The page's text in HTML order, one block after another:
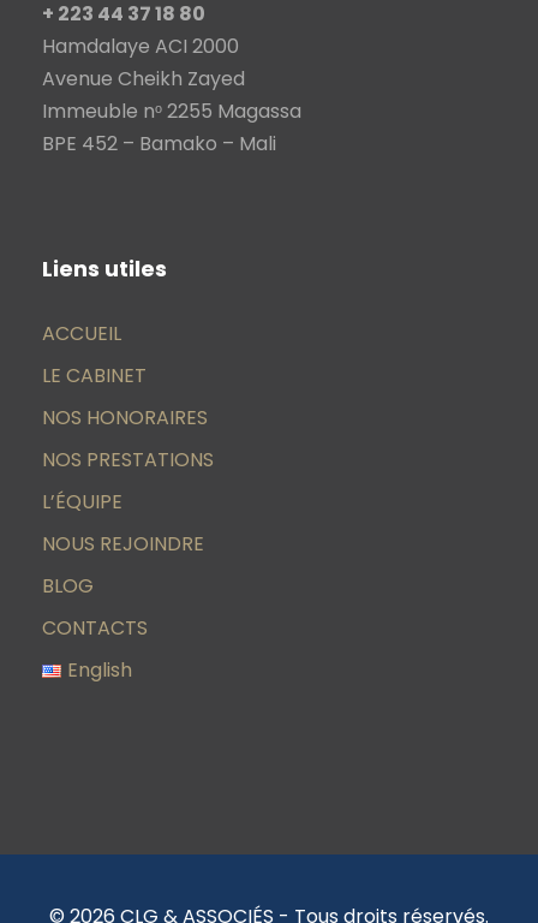
+ 223 44 37 18 80
Hamdalaye ACI 2000
Avenue Cheikh Zayed
Immeuble nᵒ 2255 Magassa
BPE 452 – Bamako – Mali
Liens utiles
ACCUEIL
LE CABINET
NOS HONORAIRES
NOS PRESTATIONS
L’ÉQUIPE
NOUS REJOINDRE
BLOG
CONTACTS
English
© 2026 CLG & ASSOCIÉS - Tous droits réservés.